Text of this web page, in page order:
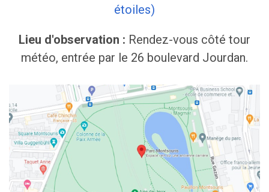
étoiles)
Lieu d'observation : Rendez-vous côté tour
météo, entrée par le 26 boulevard Jourdan.